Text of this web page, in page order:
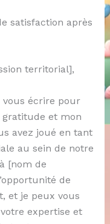
satisfaction après
territorial],
écrire pour
et mon
avez joué en tant
au sein de notre
[nom de
de
et je peux vous
expertise et